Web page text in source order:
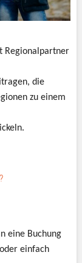
Regionalpartner
die
zu einem
eine Buchung
einfach